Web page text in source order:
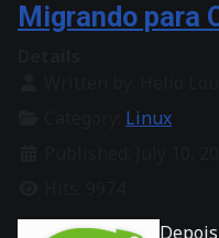
Migrando para
Linux